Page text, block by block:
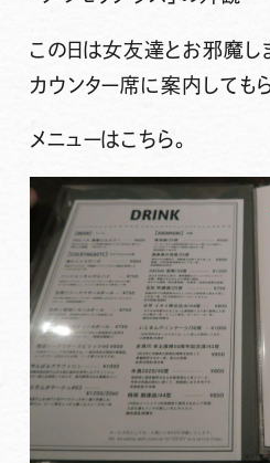
この日は女友達とお邪魔し
カウンター席に案内してもら
メニューはこちら。